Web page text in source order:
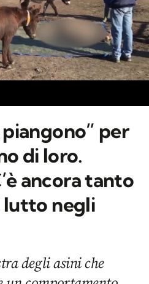
per
di loro.
ancora tanto
lutto negli
degli asini che